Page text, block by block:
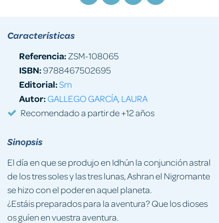
Sinopsis
El día en que se produjo en Idhún la conjunción astral
de los tres soles y las tres lunas, Ashran el Nigromante
se hizo con el poder en aquel planeta.
¿Estáis preparados para la aventura? Que los dioses
os guíen en vuestra aventura.
Características
Referencia: ZSM-108065
ISBN:9788467502695
Editorial:Sm
Autor: GALLEGO GARCÍA, LAURA
Recomendado a partir de +12 años